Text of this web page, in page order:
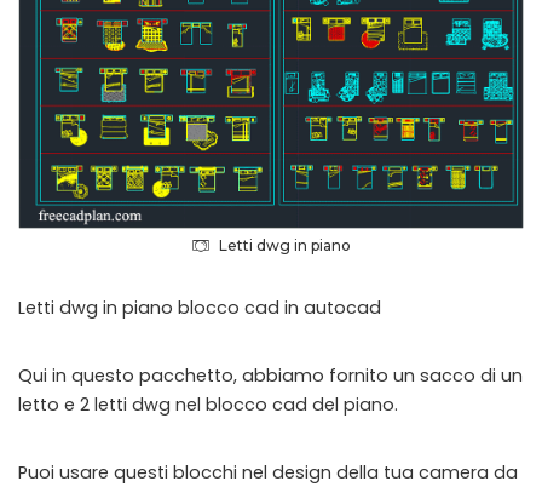
Letti dwg in piano
Letti dwg in piano blocco cad in autocad
Qui in questo pacchetto, abbiamo fornito un sacco di un
letto e 2 letti dwg nel blocco cad del piano.
Puoi usare questi blocchi nel design della tua camera da